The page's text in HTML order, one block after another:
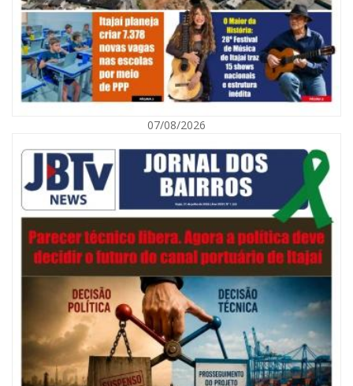
Navegantes celebra 64 anos com shows nacionais de Ferrugem, Banda
Morada e Chiquito & Bordoneio
ITAJAÍ
07/08/2026